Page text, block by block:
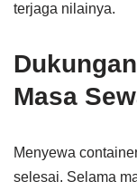
terjaga nilainya.
Masa
Menyewa
selesai. Selama